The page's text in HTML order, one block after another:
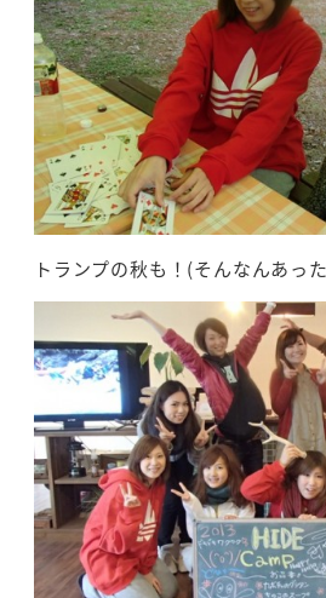
トランプの秋も！(そんなんあっ